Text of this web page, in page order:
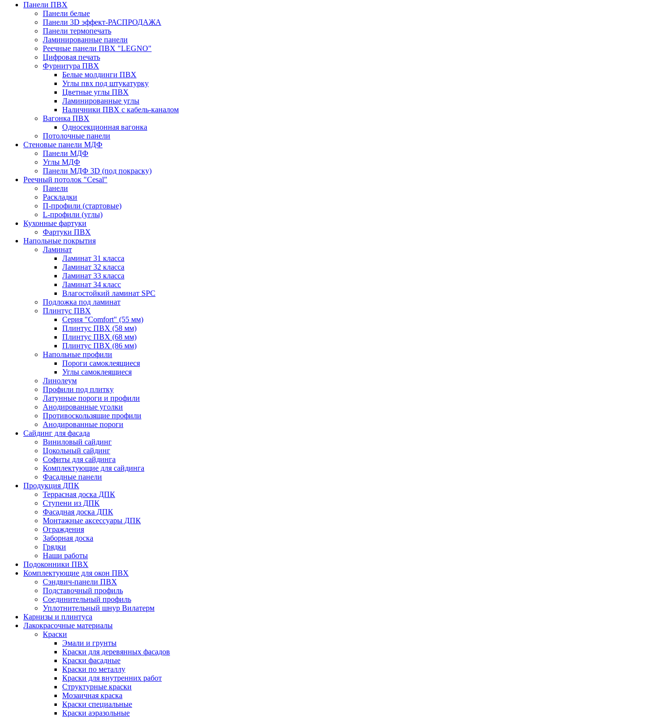
Панели ПВХ
Панели белые
Панели 3D эффект-РАСПРОДАЖА
Панели термопечать
Ламинированные панели
Реечные панели ПВХ "LEGNO"
Цифровая печать
Фурнитура ПВХ
Белые молдинги ПВХ
Углы пвх под штукатурку
Цветные углы ПВХ
Ламинированные углы
Наличники ПВХ с кабель-каналом
Вагонка ПВХ
Односекционная вагонка
Потолочные панели
Стеновые панели МДФ
Панели МДФ
Углы МДФ
Панели МДФ 3D (под покраску)
Реечный потолок "Cesal"
Панели
Раскладки
П-профили (стартовые)
L-профили (углы)
Кухонные фартуки
Фартуки ПВХ
Напольные покрытия
Ламинат
Ламинат 31 класса
Ламинат 32 класса
Ламинат 33 класса
Ламинат 34 класс
Влагостойкий ламинат SPC
Подложка под ламинат
Плинтус ПВХ
Серия "Comfort" (55 мм)
Плинтус ПВХ (58 мм)
Плинтус ПВХ (68 мм)
Плинтус ПВХ (86 мм)
Напольные профили
Пороги самоклеящиеся
Углы самоклеящиеся
Линолеум
Профили под плитку
Латунные пороги и профили
Анодированные уголки
Противоскользящие профили
Анодированные пороги
Сайдинг для фасада
Виниловый сайдинг
Цокольный сайдинг
Софиты для сайдинга
Комплектующие для сайдинга
Фасадные панели
Продукция ДПК
Террасная доска ДПК
Ступени из ДПК
Фасадная доска ДПК
Монтажные аксессуары ДПК
Ограждения
Заборная доска
Грядки
Наши работы
Подоконники ПВХ
Комплектующие для окон ПВХ
Сэндвич-панели ПВХ
Подставочный профиль
Соединительный профиль
Уплотнительный шнур Вилатерм
Карнизы и плинтуса
Лакокрасочные материалы
Краски
Эмали и грунты
Краски для деревянных фасадов
Краски фасадные
Краски по металлу
Краски для внутренних работ
Структурные краски
Мозаичная краска
Краски специальные
Краски аэразольные